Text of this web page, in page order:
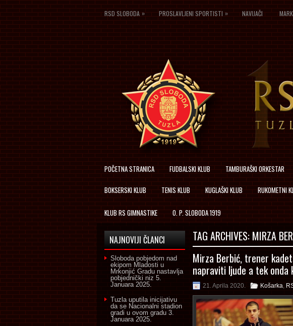
RSD SLOBODA » PROSLAVLJENI SPORTISTI » NAVIJAČI
POČETNA STRANICA FUDBALSKI KLUB TAMBURAŠKI ORKESTAR
BOKSERSKI KLUB TENIS KLUB KUGLAŠKI KLUB RUKOMETNI
KLUB RS GIMNASTIKE O. P. SLOBODA 1919
TAG ARCHIVES: MIRZA
Mirza Berbić, trener
napraviti ljude a tek onda
21. Aprila 2020. Košarka,
NAJNOVIJI ČLANCI
Sloboda pobjedom nad
ekipom Mladosti u
Mrkonjić Gradu nastavlja
pobjednički niz 5.
Januara 2025.
Tuzla uputila inicijativu
da se Nacionalni stadion
gradi u ovom gradu 3.
Januara 2025.